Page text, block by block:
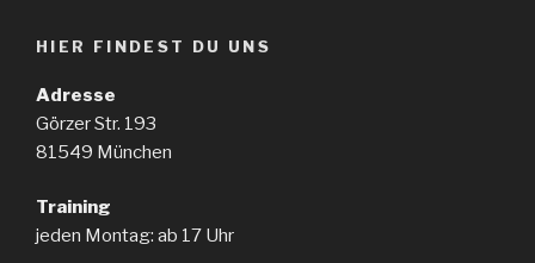
HIER FINDEST DU UNS
Adresse
Görzer Str. 193
81549 München
Training
jeden Montag: ab 17 Uhr